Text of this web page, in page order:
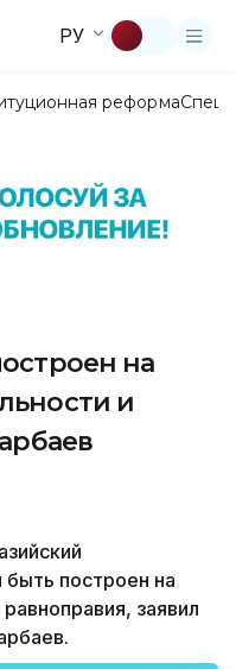
РУ
реформа
на
и
построен на
заявил